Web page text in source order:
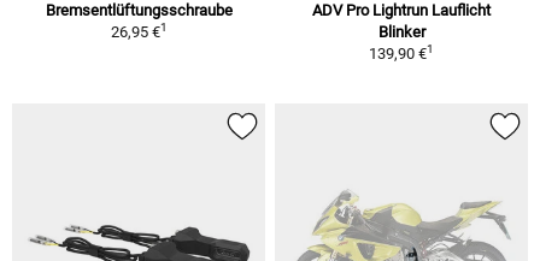
Bremsentlüftungsschraube
26,95 €1
ADV Pro Lightrun Lauflicht
Blinker
139,90 €1